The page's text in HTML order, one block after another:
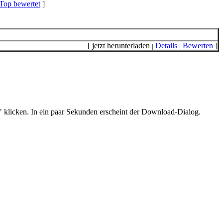
bewertet ]
[ jetzt herunterladen | Details | Bewerten ]
klicken. In ein paar Sekunden erscheint der Download-Dialog.